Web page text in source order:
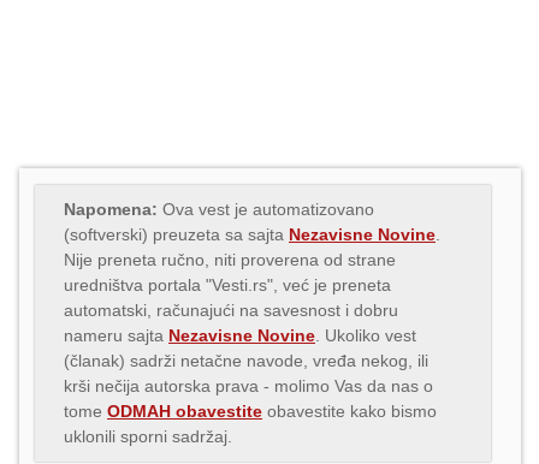
Napomena: Ova vest je automatizovano
(softverski) preuzeta sa sajta Nezavisne Novine
Nije preneta ručno, niti proverena od strane
uredništva portala "Vesti.rs", već je preneta
automatski, računajući na savesnost i dobru
nameru sajta Nezavisne Novine . Ukoliko vest
(članak) sadrži netačne navode, vređa nekog, ili
krši nečija autorska prava - molimo Vas da nas o
tome ODMAH obavestite obavestite kako bismo
uklonili sporni sadržaj.